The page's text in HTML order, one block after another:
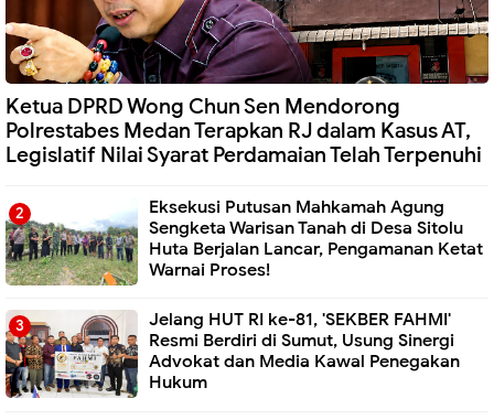
Ketua DPRD Wong Chun Sen Mendorong
Polrestabes Medan Terapkan RJ dalam Kasus AT,
Legislatif Nilai Syarat Perdamaian Telah Terpenuhi
Eksekusi Putusan Mahkamah Agung
Sengketa Warisan Tanah di Desa Sitolu
Huta Berjalan Lancar, Pengamanan Ketat
Warnai Proses!
Jelang HUT RI ke-81, 'SEKBER FAHMI'
Resmi Berdiri di Sumut, Usung Sinergi
Advokat dan Media Kawal Penegakan
Hukum